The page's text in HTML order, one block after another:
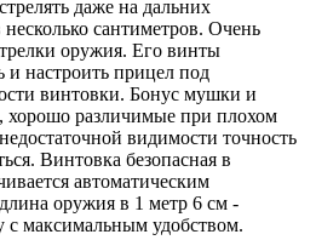
даже на дальних
сантиметров. Очень
оружия. Его винты
и настроить прицел под
винтовки. Бонус мушки и
хорошо различимые при плохом
видимости точность
Винтовка безопасная в
автоматическим
оружия в 1 метр 6 см -
с максимальным удобством.